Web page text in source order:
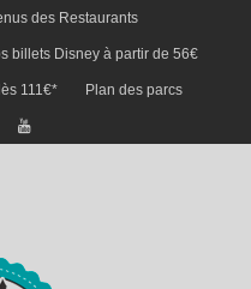
des Restaurants
billets Disney à partir de 56€
111€* Plan des parcs